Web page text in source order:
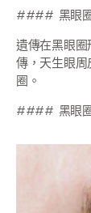
#### 黑眼圈
遺傳在黑眼
傳，天生眼
圈。
#### 黑眼圈